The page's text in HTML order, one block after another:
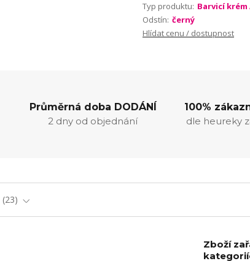
Typ produktu: Barvicí
Odstín: černý
Hlídat cenu / dostupnost
Průměrná doba DODÁNÍ
2 dny od objednání
100%
dle heureky
23
Zboží